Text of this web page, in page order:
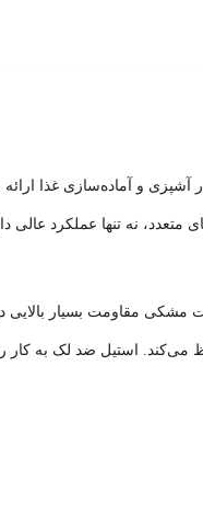
متعدد، نه تنها عملکرد
مقاومت بسیار بالایی
استیل ضد لک به کار